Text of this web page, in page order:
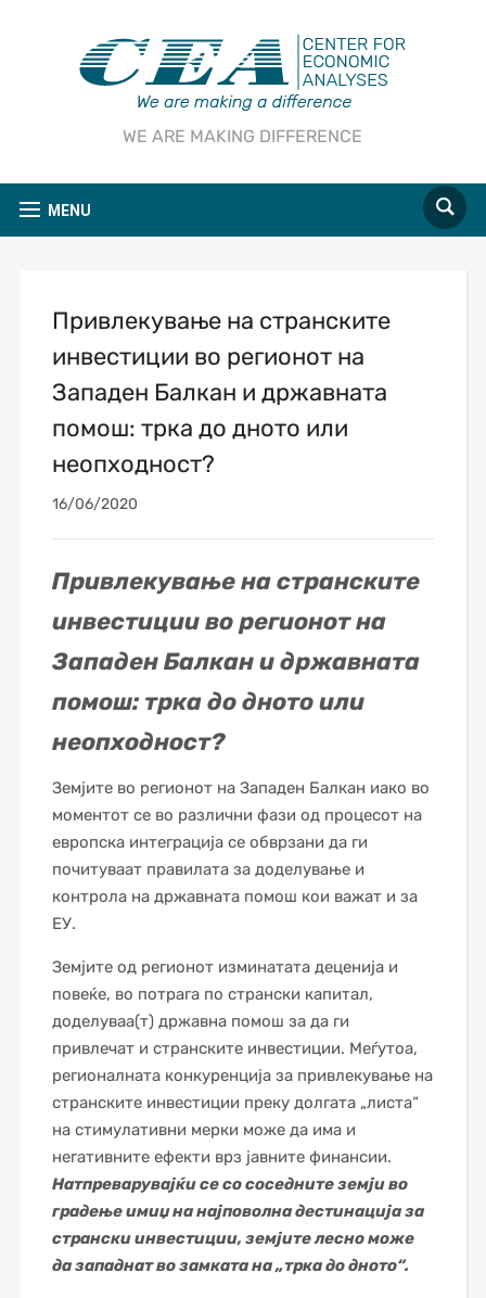
WE ARE MAKING DIFFERENCE
MENU
Привлекување на странските
инвестиции во регионот на
Западен Балкан и државната
помош: трка до дното или
неопходност?
16/06/2020
Привлекување на странските
инвестиции во регионот на
Западен Балкан и државната
помош: трка до дното или
неопходност?
Земјите во регионот на Западен Балкан иако во
моментот се во различни фази од процесот на
европска интеграција се обврзани да ги
почитуваат правилата за доделување и
контрола на државната помош кои важат и за
ЕУ.
Земјите од регионот изминатата деценија и
повеќе, во потрага по странски капитал,
доделуваа(т) државна помош за да ги
привлечат и странските инвестиции. Меѓутоа,
регионалната конкуренција за привлекување на
странските инвестиции преку долгата „листа“
на стимулативни мерки може да има и
негативните ефекти врз јавните финансии.
Натпреварувајќи се со соседните земји во
градење имиџ на најповолна дестинација за
странски инвестиции, земјите лесно може
да западнат во замката на „трка до дното“.